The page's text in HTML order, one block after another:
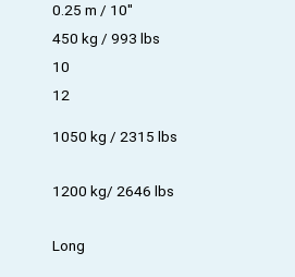
0.25 m / 10''
450 kg / 993 lbs
10
12
1050 kg / 2315 lbs
1200 kg/ 2646 lbs
Long